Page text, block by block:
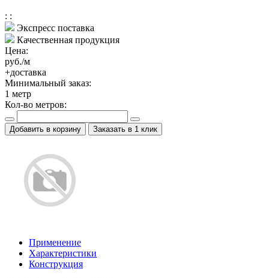
: :
Экспресс поставка
Качественная продукция
Цена:
руб./м
+доставка
Минимальный заказ:
1 метр
Кол-во метров:
Добавить в корзину Заказать в 1 клик
Применение
Характеристики
Конструкция